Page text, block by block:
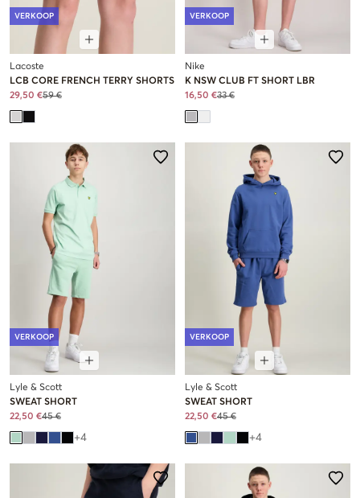
VERKOOP
Lacoste
LCB CORE FRENCH TERRY SHORTS
29,50 €59 €
VERKOOP
Nike
K NSW CLUB FT SHORT LBR
16,50 €33 €
VERKOOP
Lyle & Scott
SWEAT SHORT
22,50 €45 €
+4
VERKOOP
Lyle & Scott
SWEAT SHORT
22,50 €45 €
+4